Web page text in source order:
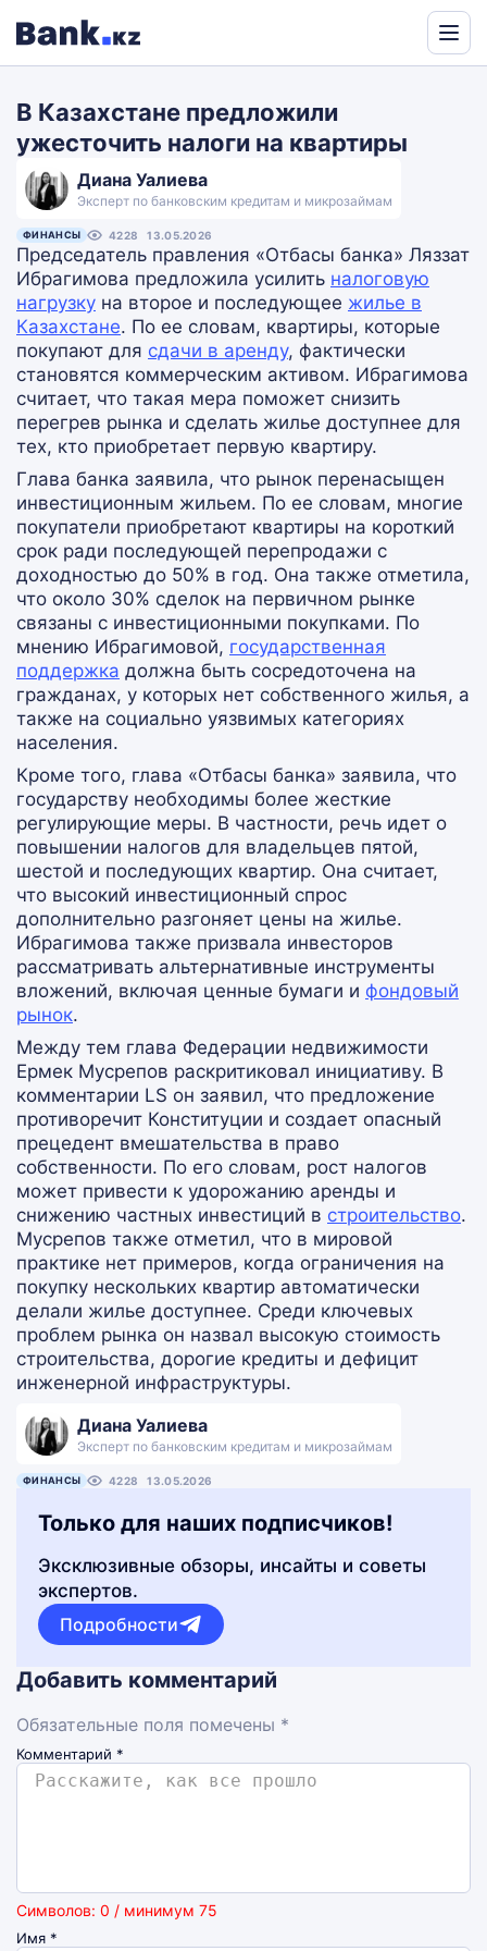
В Казахстане предложили
ужесточить налоги на квартиры
Диана Уалиева
Эксперт по банковским кредитам и микрозаймам
ФИНАНСЫ 4228 13.05.2026
Председатель правления «Отбасы банка» Ляззат
Ибрагимова предложила усилить налоговую
нагрузку на второе и последующее жилье в
Казахстане. По ее словам, квартиры, которые
покупают для сдачи в аренду, фактически
становятся коммерческим активом. Ибрагимова
считает, что такая мера поможет снизить
перегрев рынка и сделать жилье доступнее для
тех, кто приобретает первую квартиру.
Глава банка заявила, что рынок перенасыщен
инвестиционным жильем. По ее словам, многие
покупатели приобретают квартиры на короткий
срок ради последующей перепродажи с
доходностью до 50% в год. Она также отметила,
что около 30% сделок на первичном рынке
связаны с инвестиционными покупками. По
мнению Ибрагимовой, государственная
поддержка должна быть сосредоточена на
гражданах, у которых нет собственного жилья, а
также на социально уязвимых категориях
населения.
Кроме того, глава «Отбасы банка» заявила, что
государству необходимы более жесткие
регулирующие меры. В частности, речь идет о
повышении налогов для владельцев пятой,
шестой и последующих квартир. Она считает,
что высокий инвестиционный спрос
дополнительно разгоняет цены на жилье.
Ибрагимова также призвала инвесторов
рассматривать альтернативные инструменты
вложений, включая ценные бумаги и фондовый
рынок.
Между тем глава Федерации недвижимости
Ермек Мусрепов раскритиковал инициативу. В
комментарии LS он заявил, что предложение
противоречит Конституции и создает опасный
прецедент вмешательства в право
собственности. По его словам, рост налогов
может привести к удорожанию аренды и
снижению частных инвестиций в строительство.
Мусрепов также отметил, что в мировой
практике нет примеров, когда ограничения на
покупку нескольких квартир автоматически
делали жилье доступнее. Среди ключевых
проблем рынка он назвал высокую стоимость
строительства, дорогие кредиты и дефицит
инженерной инфраструктуры.
Диана Уалиева
Эксперт по банковским кредитам и микрозаймам
ФИНАНСЫ 4228 13.05.2026
Только для наших подписчиков!
Эксклюзивные обзоры, инсайты и советы
экспертов.
Подробности
Добавить комментарий
Обязательные поля помечены *
Комментарий *
Символов: 0 / минимум 75
Имя *